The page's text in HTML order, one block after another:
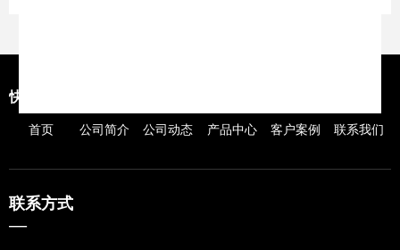
快捷导航
首页 公司简介 公司动态 产品中心 客户案例 联系我们
联系方式
—